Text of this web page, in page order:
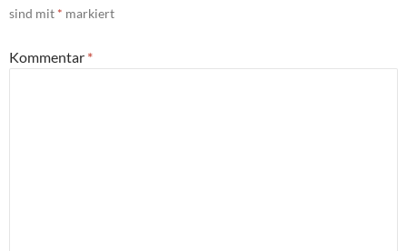
sind mit * markiert
Kommentar *